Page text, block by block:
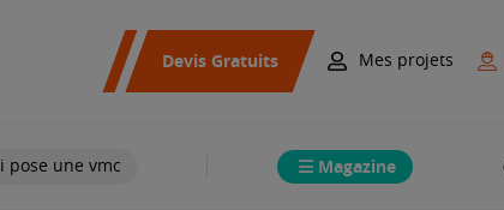
Devis Gratuits Mes projets
pose une vmc Magazine